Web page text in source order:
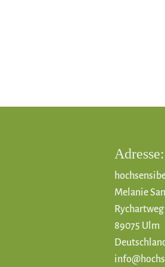
Adresse:
Melanie
Rychartweg
89075 Ulm